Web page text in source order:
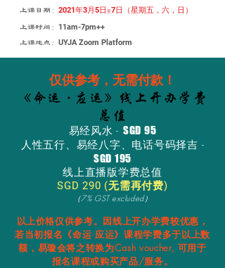
上课日期： 2021年3月5日 至7日（星期五，六，日）
上课时间： 11am-7pm++
上课地点： UYJA Zoom Platform
仅供参考，无需付款！
《命运 · 应运》线上开办学费
总值
易经风水 - SGD 95
人性五行、易经八字、电话号码择吉 -
SGD 195
​线上直播版学费总值
SGD 290 (无需再付费)
（7% GST excluded）
以上价格仅供参考。因线上开办学费较优惠，
若当初报名《命运·应运》课程学费多于以上数
额，易璇会将之转换为Cash voucher, 可用于
报名课程或购买产品/服务。